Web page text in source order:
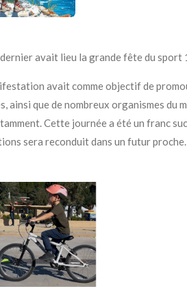
avait lieu la grande fête du sport
avait comme objectif de
ainsi que de nombreux organismes du
Cette journée a été un franc
sera reconduit dans un futur proche.